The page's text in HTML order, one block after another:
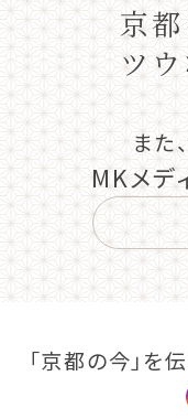
京
ツ
また
MKメデ
「京都の今」を